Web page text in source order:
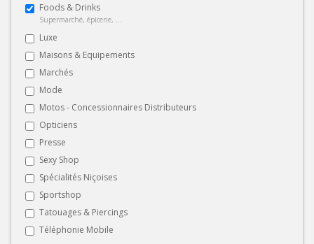
Foods & Drinks
Supermarché, épicerie, ...
Luxe
Maisons & Equipements
Marchés
Mode
Motos - Concessionnaires Distributeurs
Opticiens
Presse
Sexy Shop
Spécialités Niçoises
Sportshop
Tatouages & Piercings
Téléphonie Mobile